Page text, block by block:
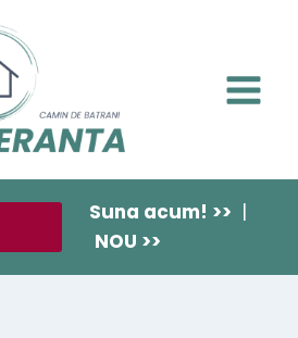
Suna acum! >> |
NOU >>